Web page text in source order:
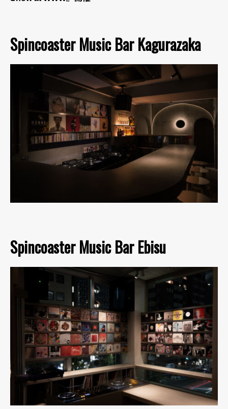
Spincoaster Music Bar Kagurazaka
Spincoaster Music Bar Ebisu